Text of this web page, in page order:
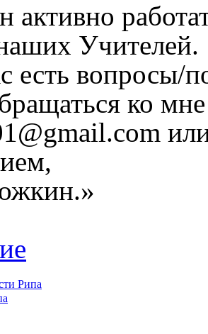
активно
Учителей.
есть вопросы/
ко
Рипа